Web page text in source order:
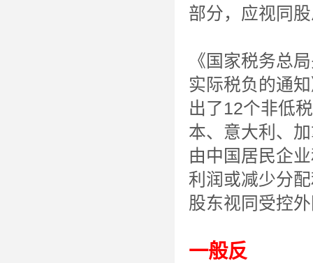
部分，应视同
《国家税务总
实际税负的通
出了12个非低
本、意大利、
由中国居民企
利润或减少分
股东视同受控
一般反